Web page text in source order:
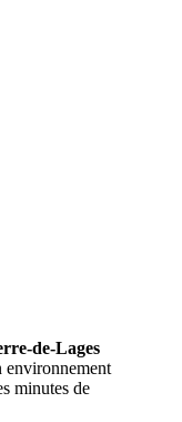
de-Lages
environnement
minutes de